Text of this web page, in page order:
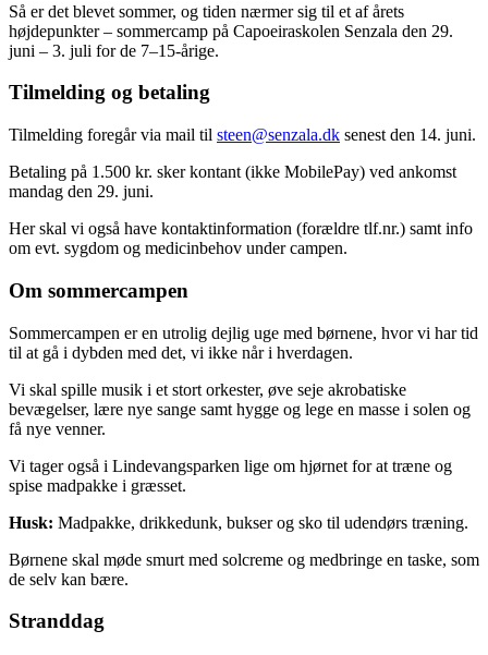
Så er det blevet sommer, og tiden nærmer sig til et af årets
højdepunkter – sommercamp på Capoeiraskolen Senzala den 29.
juni – 3. juli for de 7–15-årige.
Tilmelding og betaling
Tilmelding foregår via mail til steen@senzala.dk senest den 14. juni.
Betaling på 1.500 kr. sker kontant (ikke MobilePay) ved ankomst
mandag den 29. juni.
Her skal vi også have kontaktinformation (forældre tlf.nr.) samt info
om evt. sygdom og medicinbehov under campen.
Om sommercampen
Sommercampen er en utrolig dejlig uge med børnene, hvor vi har tid
til at gå i dybden med det, vi ikke når i hverdagen.
Vi skal spille musik i et stort orkester, øve seje akrobatiske
bevægelser, lære nye sange samt hygge og lege en masse i solen og
få nye venner.
Vi tager også i Lindevangsparken lige om hjørnet for at træne og
spise madpakke i græsset.
Husk: Madpakke, drikkedunk, bukser og sko til udendørs træning.
Børnene skal møde smurt med solcreme og medbringe en taske, som
de selv kan bære.
Stranddag